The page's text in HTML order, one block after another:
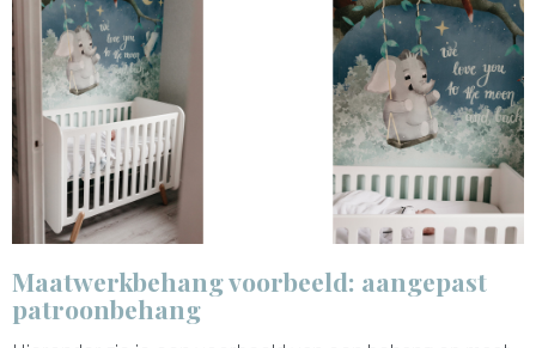
Maatwerkbehang voorbeeld: aangepast
patroonbehang